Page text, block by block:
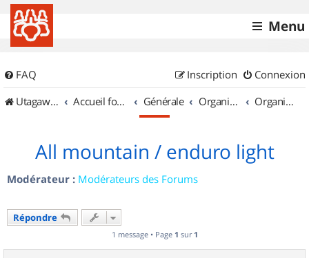
Menu
FAQ Connexion
Inscription
UtagawaVTT (Randos VTT et VTTAE avec traces GPS)
Accueil forum Générale Organisation de sorties & Recherche de partenaires Organisation de sorties en région Alsace
All mountain / enduro light
Modérateur : Modérateurs des Forums
Répondre
1 message • Page 1 sur 1